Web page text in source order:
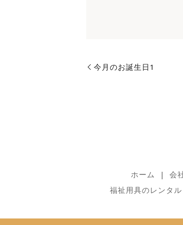
今月のお誕生日1
ホーム 会
福祉用具のレンタ